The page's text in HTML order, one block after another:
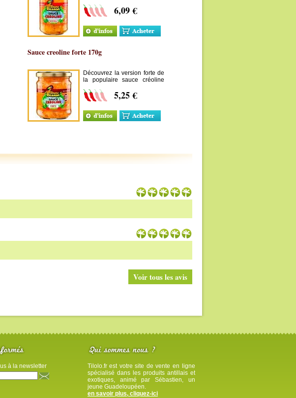
délicatement leurs plats !
6,09 €
Sauce creoline forte 170g
Découvrez la version forte de
la populaire sauce créoline
5,25 €
Voir tous les avis
à la newsletter
Tilolo.fr est votre site de vente en ligne
spécialisé dans les produits antillais et
exotiques, animé par Sébastien, un
jeune Guadeloupéen.
en savoir plus, cliquez-ici